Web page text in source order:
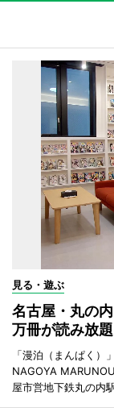
見る・遊ぶ
名古屋・丸の
万冊が読み放題
「漫泊（まんぱく
NAGOYA
屋市営地下鉄丸の内